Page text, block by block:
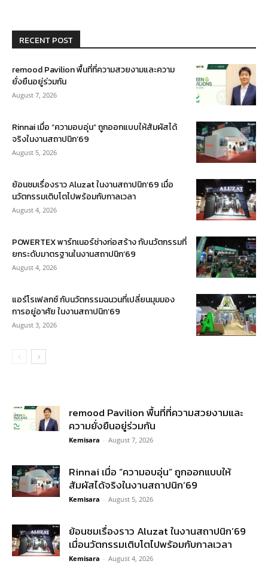
RECENT POST
remood Pavilion พื้นที่ที่ความสวยงามและความ
ยั่งยืนอยู่ร่วมกัน
August 7, 2026
Rinnai เมื่อ “ความอบอุ่น” ถูกออกแบบให้สัมผัสได้
จริงในงานสถาปนิก’69
August 5, 2026
ย้อนชมเรื่องราว Aluzat ในงานสถาปนิก’69 เมื่อ
นวัตกรรมเติบโตไปพร้อมกับกาลเวลา
August 4, 2026
POWERTEX พาร์ทเนอร์ช่างก่อสร้าง กับนวัตกรรมที่
ยกระดับมาตรฐานในงานสถาปนิก’69
August 4, 2026
แอร์โรเฟลกซ์ กับนวัตกรรมฉนวนที่เปลี่ยนมุมมอง
การอยู่อาศัย ในงานสถาปนิก’69
August 3, 2026
remood Pavilion พื้นที่ที่ความสวยงามและ
ความยั่งยืนอยู่ร่วมกัน
Kemisara - August 7, 2026
Rinnai เมื่อ “ความอบอุ่น” ถูกออกแบบให้
สัมผัสได้จริงในงานสถาปนิก’69
Kemisara - August 5, 2026
ย้อนชมเรื่องราว Aluzat ในงานสถาปนิก’69
เมื่อนวัตกรรมเติบโตไปพร้อมกับกาลเวลา
Kemisara - August 4, 2026